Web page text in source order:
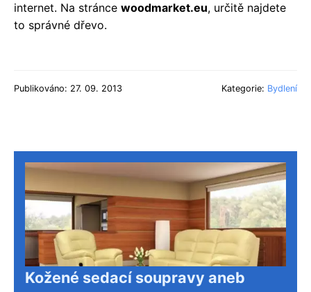
internet. Na stránce woodmarket.eu, určitě najdete
to správné dřevo.
Publikováno: 27. 09. 2013 Kategorie: Bydlení
Kožené sedací soupravy aneb